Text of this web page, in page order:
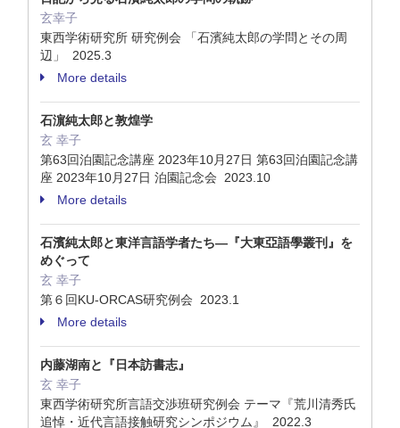
玄幸子
東西学術研究所 研究例会 「石濱純太郎の学問とその周
辺」 2025.3
More details
石濵純太郎と敦煌学
玄 幸子
第63回泊園記念講座 2023年10月27日 第63回泊園記念講
座 2023年10月27日 泊園記念会 2023.10
More details
石濱純太郎と東洋言語学者たち―『大東亞語學叢刊』を
めぐって
玄 幸子
第６回KU‐ORCAS研究例会 2023.1
More details
内藤湖南と『日本訪書志』
玄 幸子
東西学術研究所言語交渉班研究例会 テーマ『荒川清秀氏
追悼・近代言語接触研究シンポジウム』 2022.3